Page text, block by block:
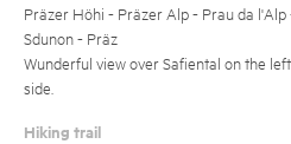
Präzer Höhi - Präzer Alp - Prau da
Sdunon - Präz
Wunderful view over Safiental on the
side.
Hiking trail